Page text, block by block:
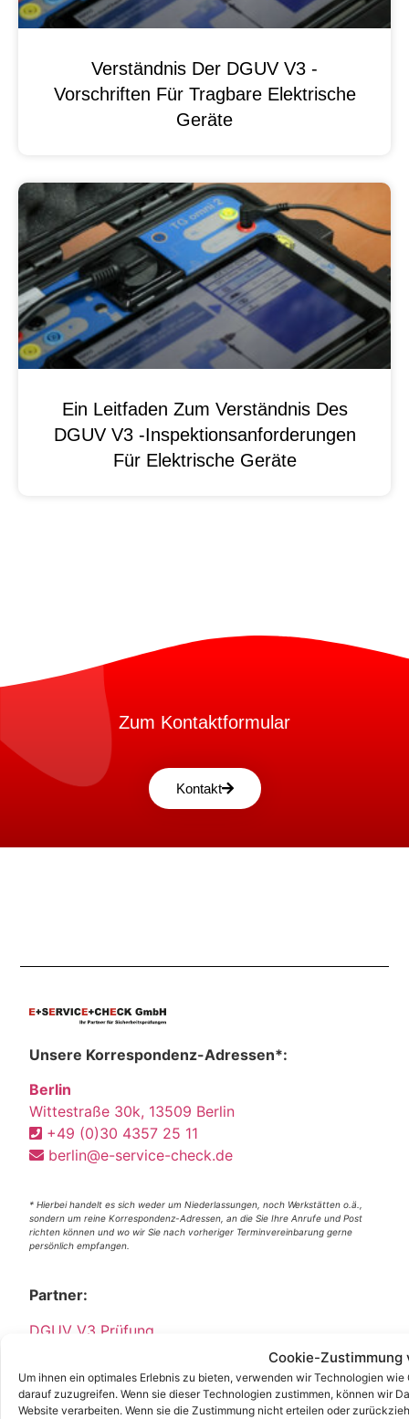
Cookie-Zustimmung
Um ihnen ein optimales Erlebnis zu bieten, verwenden wir Technologien
darauf zuzugreifen. Wenn sie dieser Technologien zustimmen, können wir
Website verarbeiten. Wenn sie die Zustimmung nicht erteilen oder
Verständnis Der DGUV V3 -
Vorschriften Für Tragbare Elektrische
Geräte
Ein Leitfaden Zum Verständnis Des
DGUV V3 -Inspektionsanforderungen
Für Elektrische Geräte
Zum Kontaktformular
Kontakt
Unsere Korrespondenz-Adressen*:
Berlin
Wittestraße 30k, 13509 Berlin
+49 (0)30 4357 25 11
berlin@e-service-check.de
* Hierbei handelt es sich weder um Niederlassungen, noch Werkstätten o.ä.,
sondern um reine Korrespondenz-Adressen, an die Sie Ihre Anrufe und Post
richten können und wo wir Sie nach vorheriger Terminvereinbarung gerne
persönlich empfangen.
Partner:
DGUV V3 Prüfung
DGUV V3
Stellenangebot